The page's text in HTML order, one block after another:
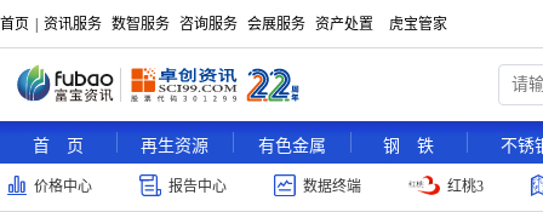
首页 资讯服务 数智服务 咨询服务 会展服务 资产处置 虎宝管家
首 页 再生资源 有色金属 钢 铁 不锈
价格中心 报告中心 数据终端 红桃3